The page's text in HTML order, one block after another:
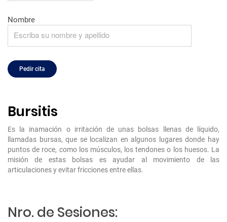
Nombre
Bursitis
Es la inamación o irritación de unas bolsas llenas de líquido,
llamadas bursas, que se localizan en algunos lugares donde hay
puntos de roce, como los músculos, los tendones o los huesos. La
misión de estas bolsas es ayudar al movimiento de las
articulaciones y evitar fricciones entre ellas.
Nro. de Sesiones: